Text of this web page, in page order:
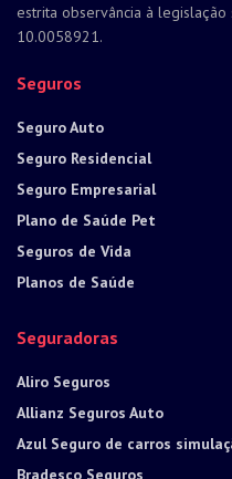
estrita observância à legislação
10.0058921.
Seguros
Seguro Auto
Seguro Residencial
Seguro Empresarial
Plano de Saúde Pet
Seguros de Vida
Planos de Saúde
Seguradoras
Aliro Seguros
Allianz Seguros Auto
Azul Seguro de carros
Bradesco Seguros